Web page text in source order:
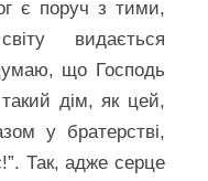
є поруч з тими,
видається
що Господь
дім, як цей,
у братерстві,
Так, адже серце